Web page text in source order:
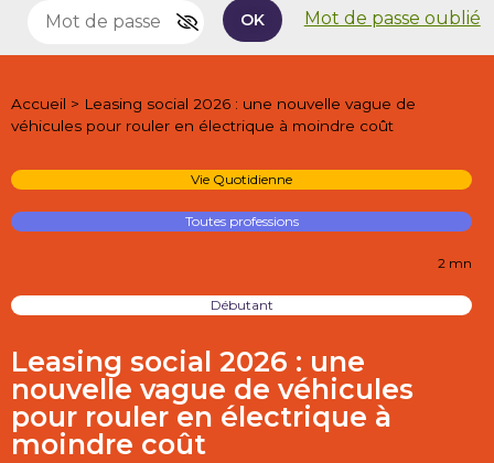
OK Mot de passe oublié
Accueil > Leasing social 2026 : une nouvelle vague de
véhicules pour rouler en électrique à moindre coût
Vie Quotidienne
Toutes professions
2 mn
Débutant
Leasing social 2026 : une
nouvelle vague de véhicules
pour rouler en électrique à
moindre coût